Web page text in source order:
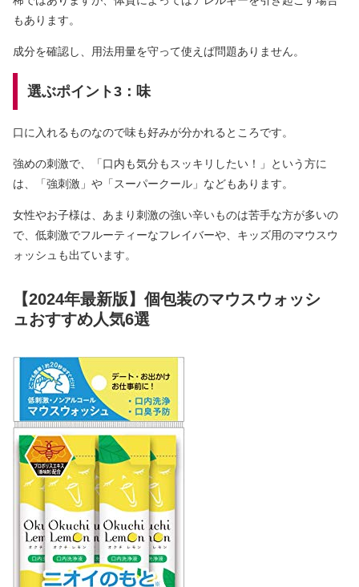
もあります。
成分を確認し、用法用量を守って使えば問題ありません。
選ぶポイント3：味
口に入れるものなので味も好みが分かれるところです。
強めの刺激で、「口内も気分もスッキリしたい！」という方に
は、「強刺激」や「スーパークール」などもあります。
女性やお子様は、あまり刺激の強い辛いものは苦手な方が多いの
で、低刺激でフルーティーなフレイバーや、キッズ用のマウスウ
ォッシュも出ています。
【2024年最新版】個包装のマウスウォッシ
ュおすすめ人気6選